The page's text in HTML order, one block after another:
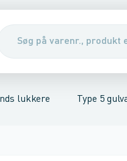
& udskillere
lukkere Type 5
for sort spildevandType